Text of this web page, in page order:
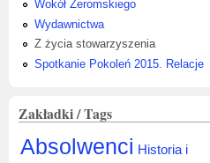
Wokół Żeromskiego
Wydawnictwa
Z życia stowarzyszenia
Spotkanie Pokoleń 2015. Relacje
Zakładki / Tags
Absolwenci Historia i